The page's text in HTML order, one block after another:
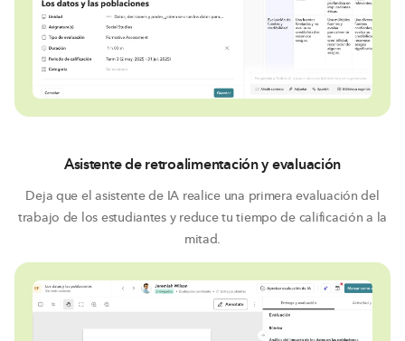
Asistente de retroalimentación y evaluación
Deja que el asistente de IA realice una primera evaluación del
trabajo de los estudiantes y reduce tu tiempo de calificación a la
mitad.